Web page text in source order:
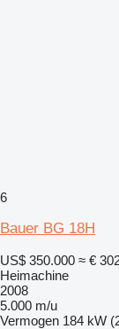
6
Bauer BG 18H
US$ 350.000 ≈ €
Heimachine
2008
5.000 m/u
Vermogen 184 kW